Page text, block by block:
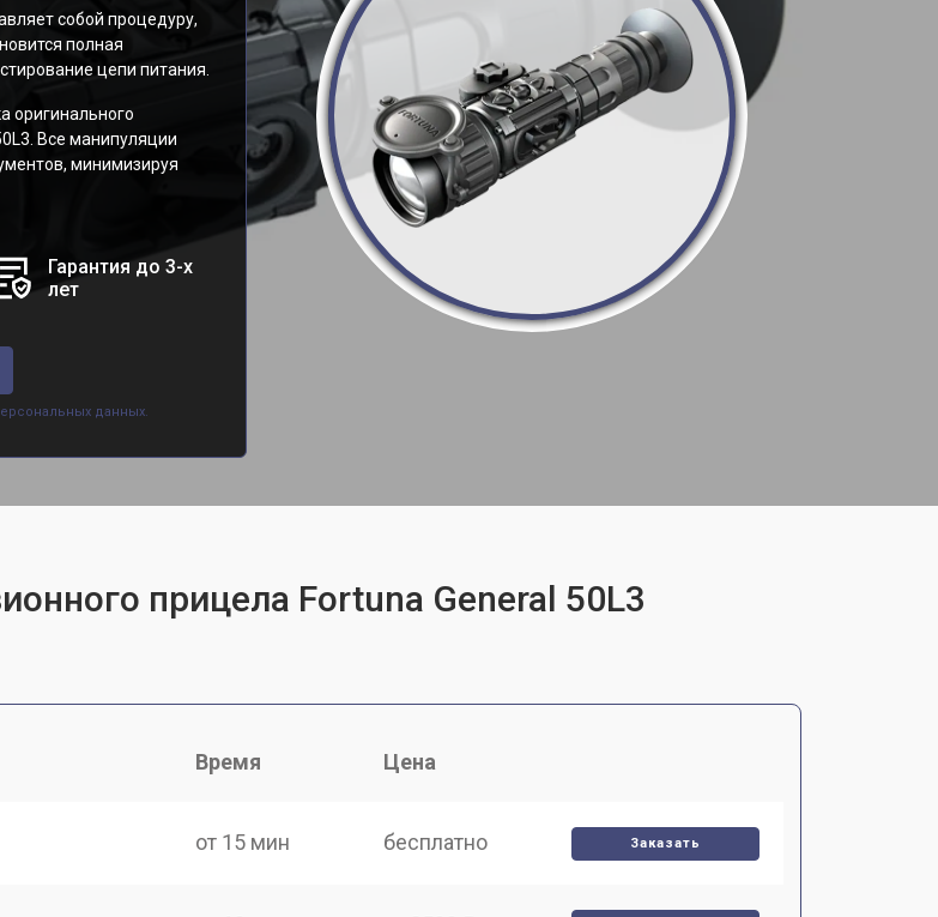
собой процедуру,
полная
цепи питания.
оригинального
Все манипуляции
минимизируя
Гарантия до 3-х
лет
данных.
прицела Fortuna General 50L3
Время Цена
от 15 мин бесплатно Заказать